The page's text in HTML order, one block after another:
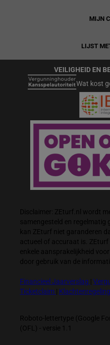
MIJN
LIJST
VEILIGHEID EN
Wat kost
Disclaimer: ZEturf.nl wordt
samengesteld en regelmatig
kan ZEturf niet garanderen
actueel of accuraat is.
enkele aansprakelijkheid
door gebruik van de
Financieel Jaarverslag
Ticketclaim
Klachtenregeling
Roboto-lettertype (Google
(OFL) - versie 1.1